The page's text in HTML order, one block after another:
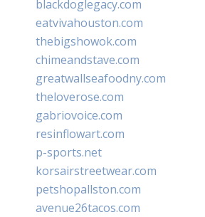
blackdoglegacy.com
eatvivahouston.com
thebigshowok.com
chimeandstave.com
greatwallseafoodny.com
theloverose.com
gabriovoice.com
resinflowart.com
p-sports.net
korsairstreetwear.com
petshopallston.com
avenue26tacos.com